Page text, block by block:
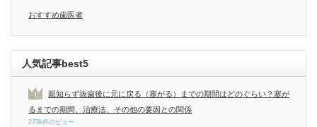
おすすめ歯医者
人気記事best5
親知らず抜歯後に元に戻る（塞がる）までの期間はどのぐらい？塞が
るまでの期間、治療法、その他の要因との関係
273k件のビュー